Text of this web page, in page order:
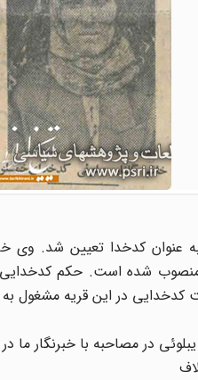
شده است. حکم کدخدایی
در مصاحبه با خبرنگار ما در